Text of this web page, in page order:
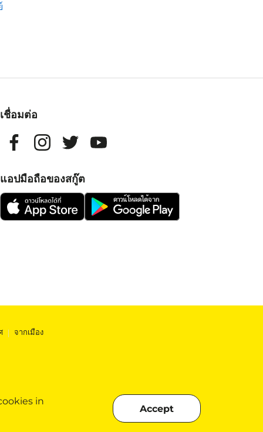
in
Accept
เชื่อมต่อ
แอปมือถือของสกู๊ต
| จากเมือง